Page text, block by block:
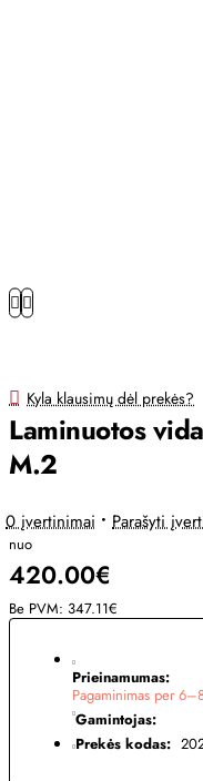
Kyla klausimų dėl prekės?
Laminuotos
M.2
0 įvertinimai • Parašyti
nuo
420.00€
Be PVM: 347.11€
Prieinamumas:
Pagaminimas per
Gamintojas:
Prekės kodas: